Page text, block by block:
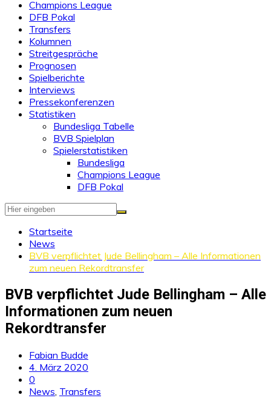
Champions League
DFB Pokal
Transfers
Kolumnen
Streitgespräche
Prognosen
Spielberichte
Interviews
Pressekonferenzen
Statistiken
Bundesliga Tabelle
BVB Spielplan
Spielerstatistiken
Bundesliga
Champions League
DFB Pokal
Startseite
News
BVB verpflichtet Jude Bellingham – Alle Informationen
zum neuen Rekordtransfer
BVB verpflichtet Jude Bellingham – Alle
Informationen zum neuen
Rekordtransfer
Fabian Budde
4. März 2020
0
News Transfers